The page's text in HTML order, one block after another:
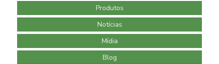
Produtos
Notícias
Mídia
Blog